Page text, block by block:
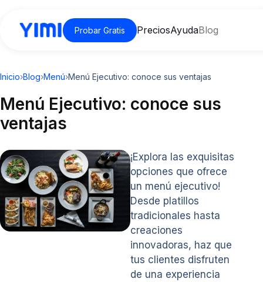
Probar Gratis PreciosAyudaBlog
Inicio›Blog›Menú›Menú Ejecutivo: conoce sus ventajas
Menú Ejecutivo: conoce sus
ventajas
¡Explora las exquisitas
opciones que ofrece
un menú ejecutivo!
Desde platillos
tradicionales hasta
creaciones
innovadoras, haz que
tus clientes disfruten
de una experiencia